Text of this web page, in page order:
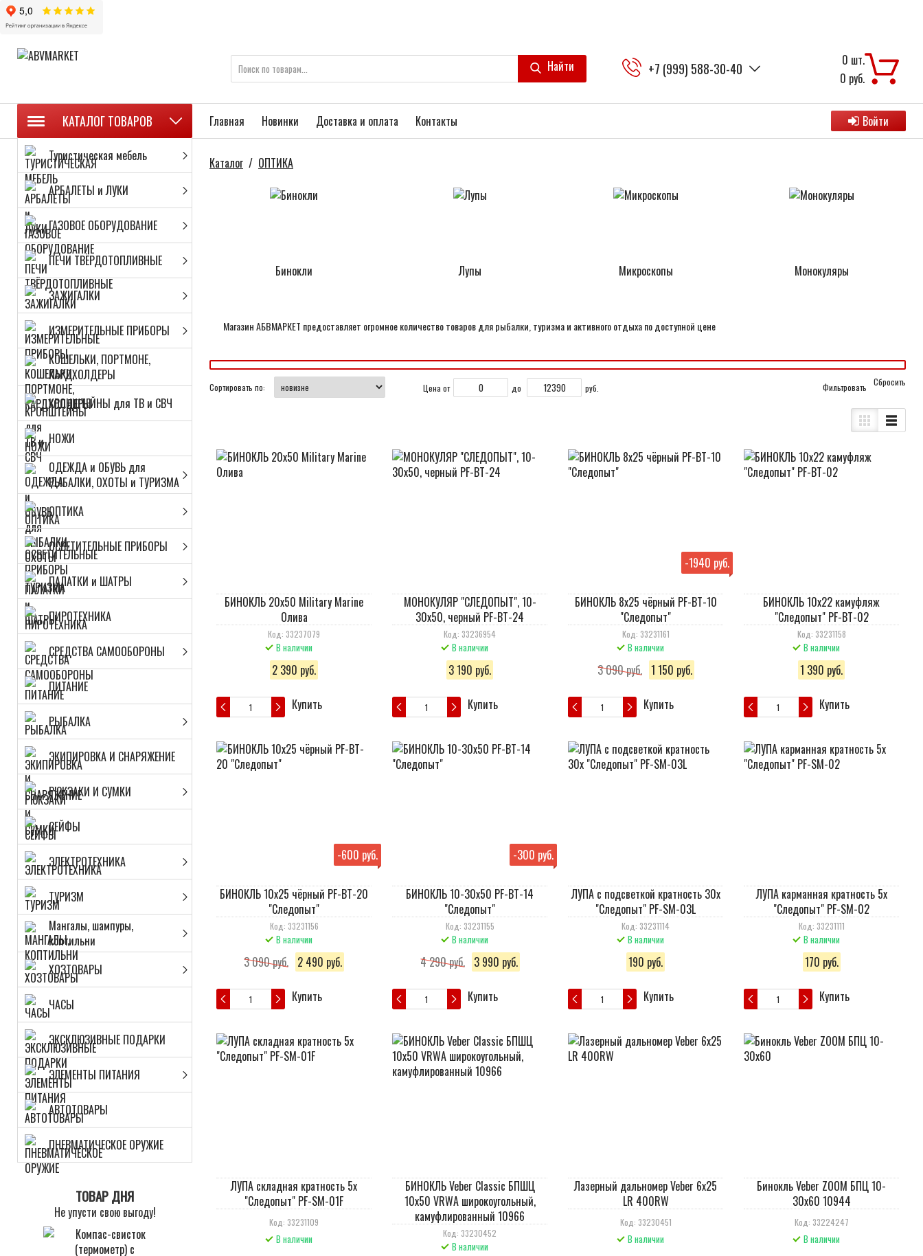
Найти +7 (999) 588-30-40 0 шт.
0 руб.
КАТАЛОГ ТОВАРОВ
Туристическая мебель
АРБАЛЕТЫ и ЛУКИ
ГАЗОВОЕ ОБОРУДОВАНИЕ
ПЕЧИ ТВЁРДОТОПЛИВНЫЕ
ЗАЖИГАЛКИ
ИЗМЕРИТЕЛЬНЫЕ ПРИБОРЫ
КОШЕЛЬКИ, ПОРТМОНЕ,
КАРДХОЛДЕРЫ
КРОНШТЕЙНЫ для ТВ и СВЧ
НОЖИ
ОДЕЖДА и ОБУВЬ для
РЫБАЛКИ, ОХОТЫ и ТУРИЗМА
ОПТИКА
ОСВЕТИТЕЛЬНЫЕ ПРИБОРЫ
ПАЛАТКИ и ШАТРЫ
ПИРОТЕХНИКА
СРЕДСТВА САМООБОРОНЫ
ПИТАНИЕ
РЫБАЛКА
ЭКИПИРОВКА И СНАРЯЖЕНИЕ
РЮКЗАКИ И СУМКИ
СЕЙФЫ
ЭЛЕКТРОТЕХНИКА
ТУРИЗМ
Мангалы, шампуры,
коптильни
ХОЗТОВАРЫ
ЧАСЫ
ЭКСКЛЮЗИВНЫЕ ПОДАРКИ
ЭЛЕМЕНТЫ ПИТАНИЯ
АВТОТОВАРЫ
ПНЕВМАТИЧЕСКОЕ ОРУЖИЕ
ТОВАР ДНЯ
Не упусти свою выгоду!
Главная Новинки Доставка и оплата Контакты Войти
Каталог / ОПТИКА
Бинокли Лупы Микроскопы Монокуляры
Магазин АБВМАРКЕТ предоставляет огромное количество товаров для рыбалки, туризма и активного отдыха по доступной цене
Сортировать по: Цена от до руб. Cбросить
БИНОКЛЬ 20х50 Military Marine
Олива
Код: 33237079
В наличии
2 390 руб.
Купить
МОНОКУЛЯР "СЛЕДОПЫТ", 10-
30х50, черный PF-BT-24
Код: 33236954
В наличии
3 190 руб.
Купить
-1940 руб.
БИНОКЛЬ 8х25 чёрный PF-BT-10
"Следопыт"
Код: 33231161
В наличии
3 090 руб. 1 150 руб.
Купить
БИНОКЛЬ 10х22 камуфляж
"Следопыт" PF-BT-02
Код: 33231158
В наличии
1 390 руб.
Купить
-600 руб.
БИНОКЛЬ 10х25 чёрный PF-BT-20
"Следопыт"
Код: 33231156
В наличии
3 090 руб. 2 490 руб.
Купить
-300 руб.
БИНОКЛЬ 10-30х50 PF-BT-14
"Следопыт"
Код: 33231155
В наличии
4 290 руб. 3 990 руб.
Купить
ЛУПА с подсветкой кратность 30х
"Следопыт" PF-SM-03L
Код: 33231114
В наличии
190 руб.
Купить
ЛУПА карманная кратность 5х
"Следопыт" PF-SM-02
Код: 33231111
В наличии
170 руб.
Купить
ЛУПА складная кратность 5х
"Следопыт" PF-SM-01F
Код: 33231109
В наличии
БИНОКЛЬ Veber Classic БПШЦ
10x50 VRWA широкоугольный,
камуфлированный 10966
Код: 33230452
В наличии
Лазерный дальномер Veber 6x25
LR 400RW
Код: 33230451
В наличии
Бинокль Veber ZOOM БПЦ 10-
30x60 10944
Код: 33224247
В наличии